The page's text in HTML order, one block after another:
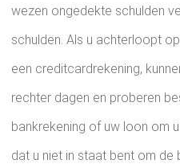
wezen ongedekte schulden
schulden. Als u achterloopt
een creditcardrekening,
rechter dagen en proberen
bankrekening of uw loon om
dat u niet in staat bent om de